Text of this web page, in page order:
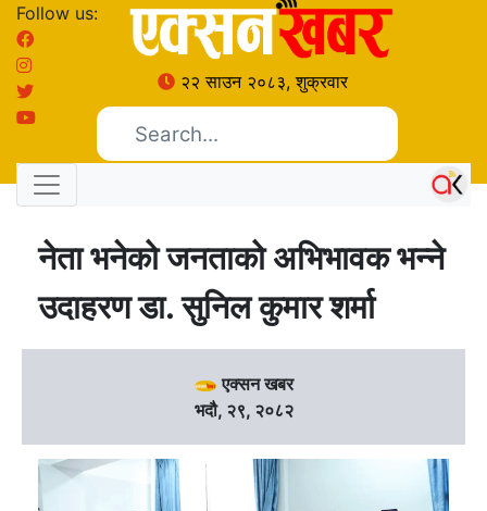
Follow us:
२२ साउन २०८३, शुक्रवार
नेता भनेको जनताको अभिभावक भन्ने
उदाहरण डा. सुनिल कुमार शर्मा
एक्सन खबर
भदौ, २९, २०८२